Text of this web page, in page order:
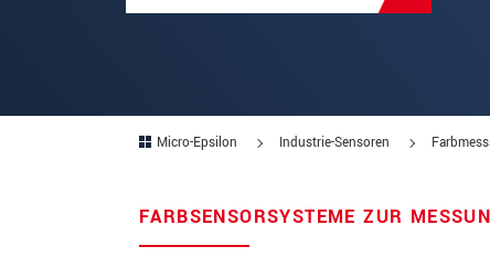
Micro-Epsilon Industrie-Sensoren
FARBSENSORSYSTEME ZUR
Land
Email*